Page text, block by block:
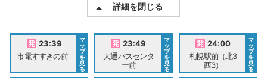
詳細を閉じる
23:39
市電すすきの前
マ
ッ
プ
を
見
る
23:49
大通バスセンタ
ー前
マ
ッ
プ
を
見
る
24:00
札幌駅前（北3
西3）
マ
ッ
プ
を
見
る